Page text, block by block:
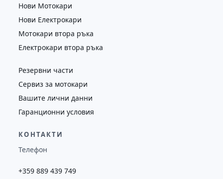
Нови Мотокари
Нови Електрокари
Мотокари втора ръка
Електрокари втора ръка
Резервни части
Сервиз за мотокари
Вашите лични данни
Гаранционни условия
КОНТАКТИ
Телефон
+359 889 439 749